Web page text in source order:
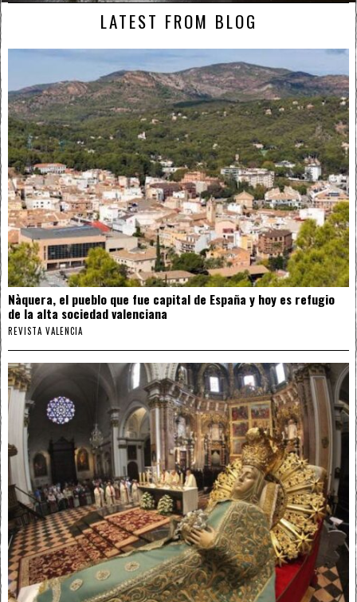
LATEST FROM BLOG
Nàquera, el pueblo que fue capital de España y hoy es refugio
de la alta sociedad valenciana
REVISTA VALENCIA